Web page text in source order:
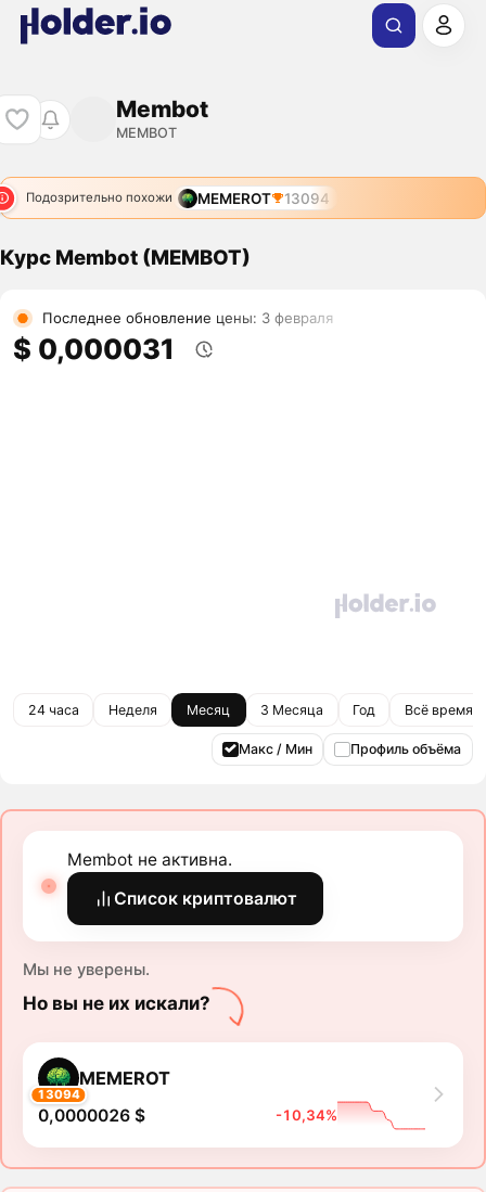
Membot
MEMBOT
Подозрительно похожи MEMEROT 13094
Курс Membot (MEMBOT)
Последнее обновление цены: 3 февраля
$ 0,000031
24 часа Неделя Месяц 3 Месяца Год Всё время
Макс / Мин Профиль объёма
Membot не активна.
Список криптовалют
Мы не уверены.
Но вы не их искали?
13094
MEMEROT
0,0000026 $ -10,34%